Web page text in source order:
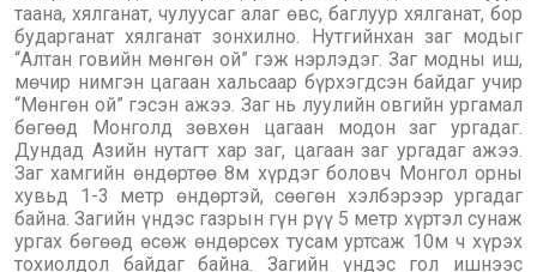
таана, хялганат, чулуусаг алаг өвс, баглуур хялганат, бор
бударганат хялганат зонхилно. Нутгийнхан заг модыг
“Алтан говийн мөнгөн ой” гэж нэрлэдэг. Заг модны иш,
мөчир нимгэн цагаан хальсаар бүрхэгдсэн байдаг учир
“Мөнгөн ой” гэсэн ажээ. Заг нь луулийн овгийн ургамал
бөгөөд Монголд зөвхөн цагаан модон заг ургадаг.
Дундад Азийн нутагт хар заг, цагаан заг ургадаг ажээ.
Заг хамгийн өндөртөө 8м хүрдэг боловч Монгол орны
хувьд 1-3 метр өндөртэй, сөөгөн хэлбэрээр ургадаг
байна. Загийн үндэс газрын гүн рүү 5 метр хүртэл сунаж
ургах бөгөөд өсөж өндөрсөх тусам уртсаж 10м ч хүрэх
тохиолдол байдаг байна. Загийн үндэс гол ишнээс